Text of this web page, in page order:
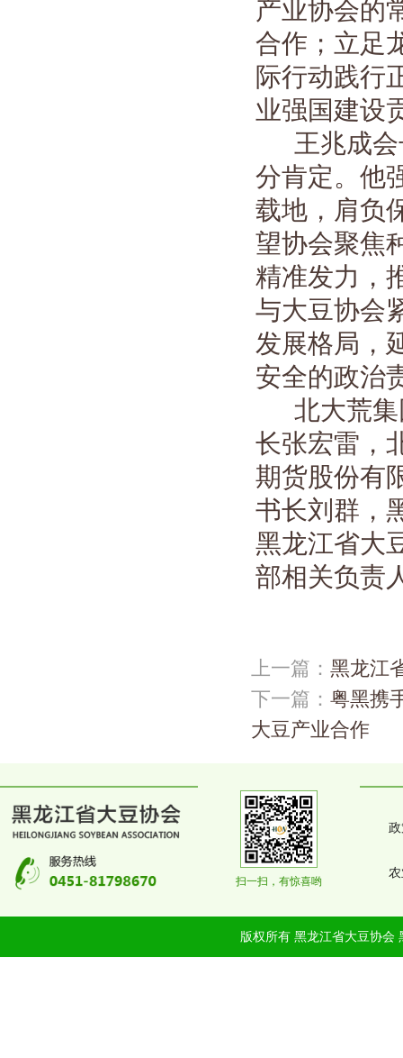
产业协会的
合作；立足
际行动践行
业强国建设
王兆成
分肯定。他
载地，肩负
望协会聚焦
精准发力，
与大豆协会
发展格局，
安全的政治
北大荒
长张宏雷，
期货股份有
书长刘群，
黑龙江省大
部相关负责
上一篇： 黑龙江
下一篇： 粤黑携
大豆产业合作
扫一扫，有惊喜哟
版权所有 黑龙江省大豆协会